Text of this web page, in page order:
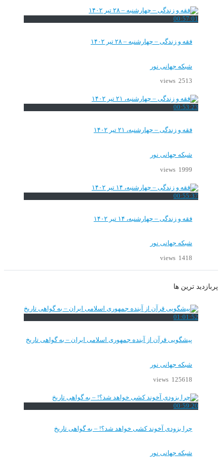
00:57:01
فقه و زندگی – چهارشنبه – ۲۸ تیر ۱۴۰۲
شبکه جهانی نور
2513 views
00:53:23
فقه و زندگی – چهارشنبه، ۲۱ تیر ۱۴۰۲
شبکه جهانی نور
1999 views
00:55:37
فقه و زندگی – چهارشنبه، ۱۴ تیر ۱۴۰۲
شبکه جهانی نور
1418 views
پربازدید ترین ها
01:01:52
پیشگویی قرآن از آینده جمهوری اسلامی ایران – به گواهی تاریخ
شبکه جهانی نور
125618 views
00:59:20
چرا بزودی آخوند کشی خواهد شد؟! – به گواهی تاریخ
شبکه جهانی نور